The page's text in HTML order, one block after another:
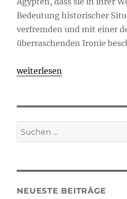
Bedeutung historischer
verfremden und mit einer
überraschenden Ironie
„Berliner Bilder und
weiterlesen
Suchen
nach:
NEUESTE BEITRÄGE